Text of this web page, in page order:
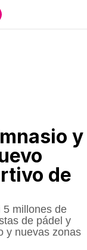
y
de
5 millones de
de pádel y
y nuevas zonas